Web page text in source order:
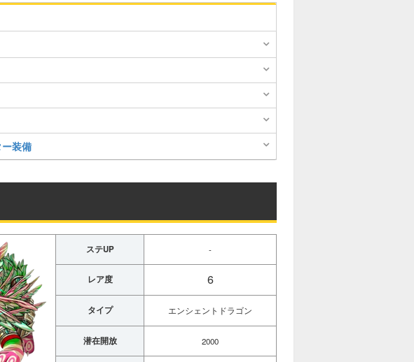
装備
ステUP -
レア度 6
タイプ エンシェントドラゴン
潜在開放 2000